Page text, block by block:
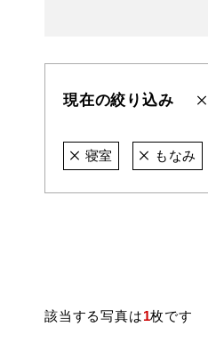
現在の絞り込み
寝室 もなみ
該当する写真は1枚です